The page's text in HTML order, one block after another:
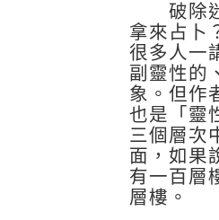
破除迷
拿來占卜
很多人一
副靈性的
象。但作
也是「靈
三個層次
面，如果
有一百層
層樓。